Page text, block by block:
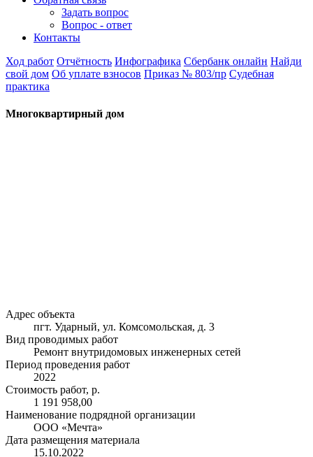
Задать вопрос
Вопрос - ответ
Контакты
Ход работ Отчётность Инфографика Сбербанк онлайн Найди
свой дом Об уплате взносов Приказ № 803/пр Судебная
практика
Многоквартирный дом
Адрес объекта
пгт. Ударный, ул. Комсомольская, д. 3
Вид проводимых работ
Ремонт внутридомовых инженерных сетей
Период проведения работ
2022
Стоимость работ, р.
1 191 958,00
Наименование подрядной организации
ООО «Мечта»
Дата размещения материала
15.10.2022